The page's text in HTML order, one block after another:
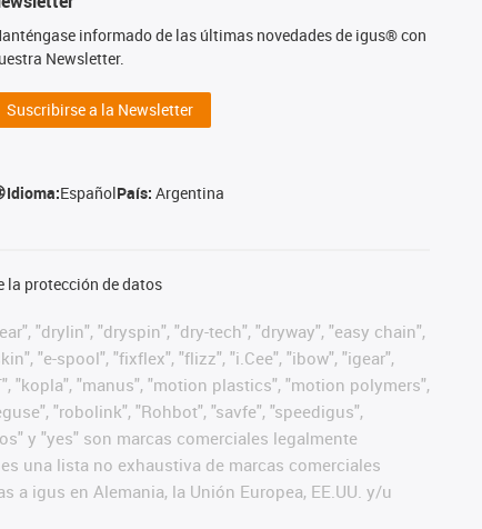
informado de las últimas novedades de igus® con
Newsletter.
Suscribirse a la Newsletter
Idioma:EspañolPaís:Argentina
la protección de datos
"drylin", "dryspin", "dry-tech", "dryway", "easy chain",
"e-spool", "fixflex", "flizz", "i.Cee", "ibow", "igear",
"kopla", "manus", "motion plastics", "motion polymers",
"robolink", "Rohbot", "savfe", "speedigus",
y "yes" son marcas comerciales legalmente
una lista no exhaustiva de marcas comerciales
igus en Alemania, la Unión Europea, EE.UU. y/u